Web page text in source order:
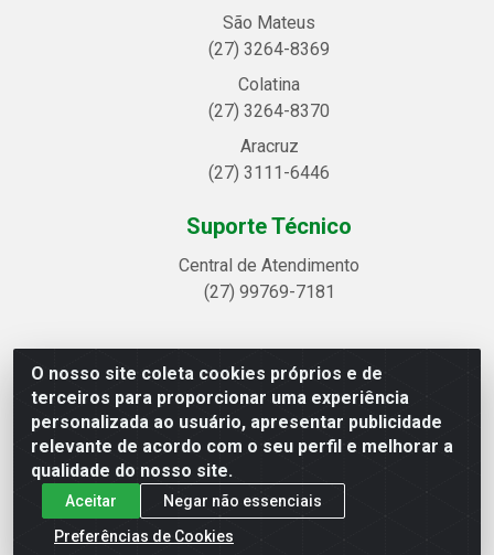
O nosso site coleta cookies próprios e de
terceiros para proporcionar uma experiência
personalizada ao usuário, apresentar publicidade
relevante de acordo com o seu perfil e melhorar a
qualidade do nosso site.
Aceitar
Negar não essenciais
Preferências de Cookies
São Mateus
(27) 3264-8369
Colatina
(27) 3264-8370
Aracruz
(27) 3111-6446
Suporte Técnico
Central de Atendimento
(27) 99769-7181
Linhavix Distribuidora LTDA - Avenida Alegre, 2521 -
Quadra314 Lote 05 e 07 - Shell, Linhares/ES - CEP 29.901-605
- CNPJ 20.857.514/0001-75